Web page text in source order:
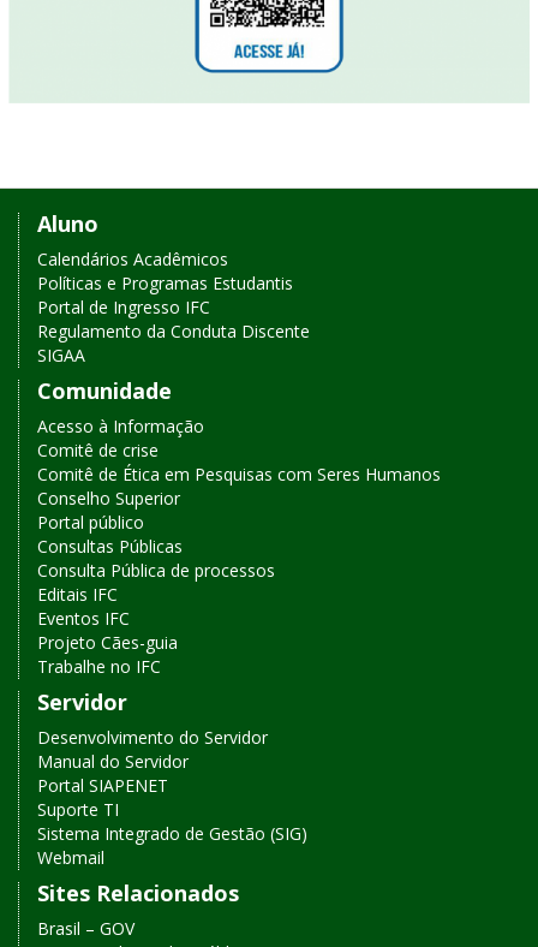
Links
de
acesso
rápido
Aluno
Calendários Acadêmicos
Políticas e Programas Estudantis
Portal de Ingresso IFC
Regulamento da Conduta Discente
SIGAA
Comunidade
Acesso à Informação
Comitê de crise
Comitê de Ética em Pesquisas com Seres Humanos
Conselho Superior
Portal público
Consultas Públicas
Consulta Pública de processos
Editais IFC
Eventos IFC
Projeto Cães-guia
Trabalhe no IFC
Servidor
Desenvolvimento do Servidor
Manual do Servidor
Portal SIAPENET
Suporte TI
Sistema Integrado de Gestão (SIG)
Webmail
Sites Relacionados
Brasil – GOV